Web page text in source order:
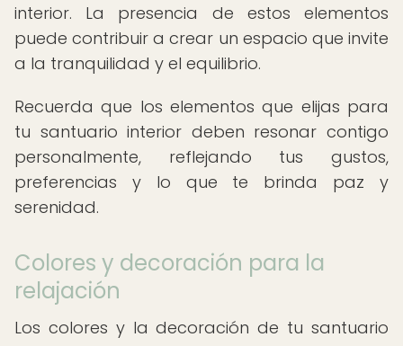
interior. La presencia de estos elementos
puede contribuir a crear un espacio que invite
a la tranquilidad y el equilibrio.
Recuerda que los elementos que elijas para
tu santuario interior deben resonar contigo
personalmente, reflejando tus gustos,
preferencias y lo que te brinda paz y
serenidad.
Colores y decoración para la
relajación
Los colores y la decoración de tu santuario